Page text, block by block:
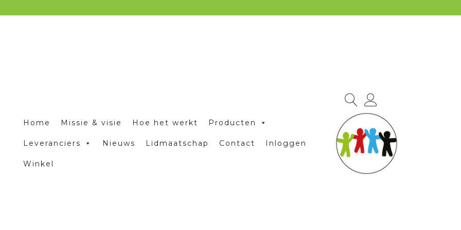
Home Missie & visie Hoe het werkt Producten
Leveranciers Nieuws Lidmaatschap Contact Inloggen
Winkel